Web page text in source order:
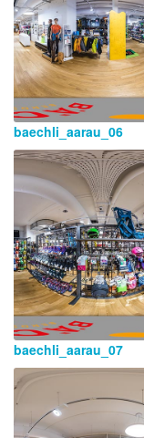
baechli_aarau_06
baechli_aarau_07